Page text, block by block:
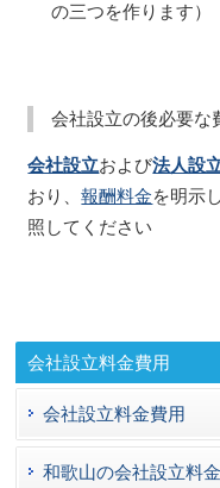
の三つを作ります）
会社設立の後必要な
会社設立および法人設
おり、報酬料金を明示
照してください
会社設立料金費用
会社設立料金費用
和歌山の会社設立料金